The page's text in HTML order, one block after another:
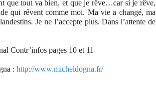
que tout va bien, et que je rêve…car si je rêve,
qui rêvent comme moi. Ma vie a changé, ma
Je ne l’accepte plus. Dans l’attente de
Contr’infos pages 10 et 11
: http://www.micheldogna.fr/